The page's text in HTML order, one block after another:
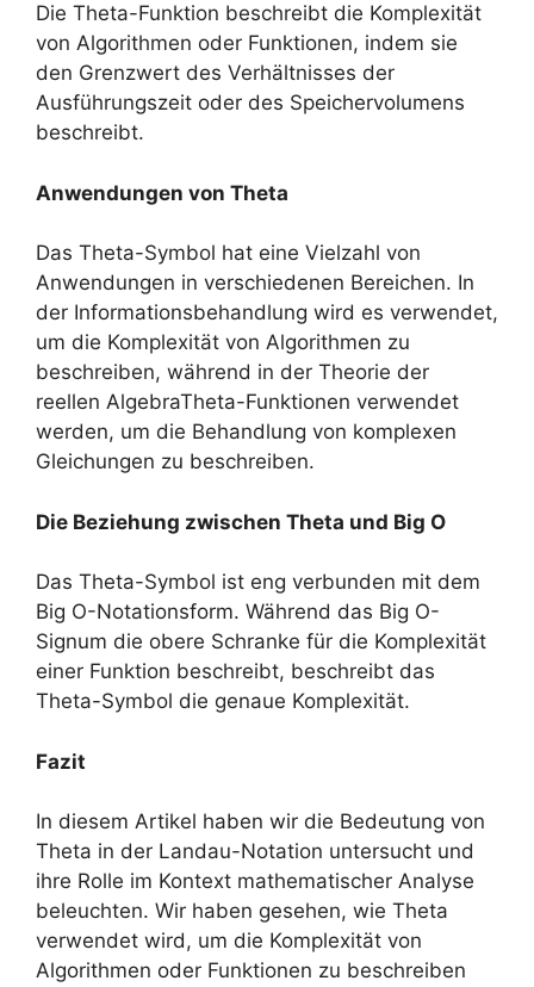
Die Theta-Funktion beschreibt die Komplexität
von Algorithmen oder Funktionen, indem sie
den Grenzwert des Verhältnisses der
Ausführungszeit oder des Speichervolumens
beschreibt.
Anwendungen von Theta
Das Theta-Symbol hat eine Vielzahl von
Anwendungen in verschiedenen Bereichen. In
der Informationsbehandlung wird es verwendet,
um die Komplexität von Algorithmen zu
beschreiben, während in der Theorie der
reellen AlgebraTheta-Funktionen verwendet
werden, um die Behandlung von komplexen
Gleichungen zu beschreiben.
Die Beziehung zwischen Theta und Big O
Das Theta-Symbol ist eng verbunden mit dem
Big O-Notationsform. Während das Big O-
Signum die obere Schranke für die Komplexität
einer Funktion beschreibt, beschreibt das
Theta-Symbol die genaue Komplexität.
Fazit
In diesem Artikel haben wir die Bedeutung von
Theta in der Landau-Notation untersucht und
ihre Rolle im Kontext mathematischer Analyse
beleuchten. Wir haben gesehen, wie Theta
verwendet wird, um die Komplexität von
Algorithmen oder Funktionen zu beschreiben